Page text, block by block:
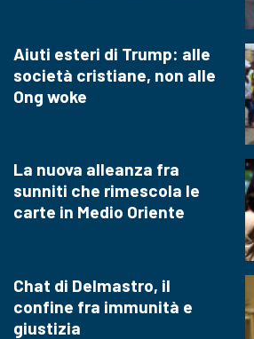
Aiuti esteri di Trump: alle
società cristiane, non alle
Ong woke
La nuova alleanza fra
sunniti che rimescola le
carte in Medio Oriente
Chat di Delmastro, il
confine fra immunità e
giustizia